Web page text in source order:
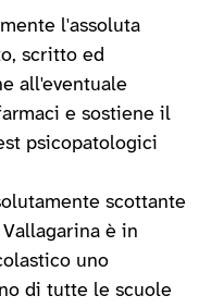
l'assoluta
scritto ed
all'eventuale
e sostiene il
psicopatologici
scottante
è in
uno
di tutte le scuole